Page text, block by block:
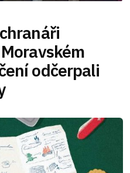
odčerpali